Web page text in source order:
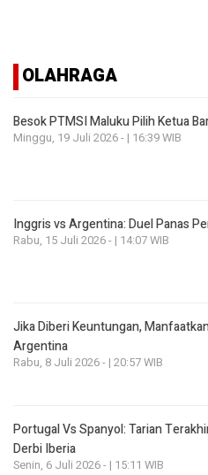
OLAHRAGA
Besok PTMSI Maluku Pilih Ketua
Minggu, 19 Juli 2026 - | 16:39 WIB
Inggris vs Argentina: Duel Panas
Rabu, 15 Juli 2026 - | 14:07 WIB
Jika Diberi Keuntungan,
Argentina
Rabu, 8 Juli 2026 - | 20:57 WIB
Portugal Vs Spanyol: Tarian
Derbi Iberia
Senin, 6 Juli 2026 - | 15:11 WIB